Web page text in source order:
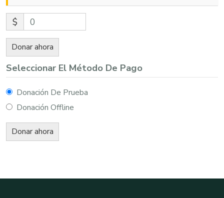
$ 0
Donar ahora
Seleccionar El Método De Pago
Donación De Prueba
Donación Offline